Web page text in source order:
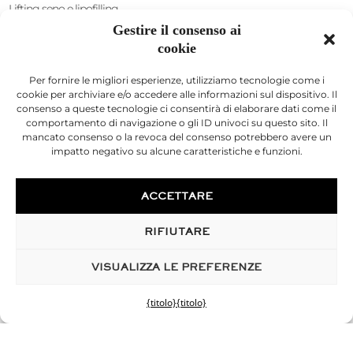
Gestire il consenso ai
cookie
Per fornire le migliori esperienze, utilizziamo tecnologie come i
cookie per archiviare e/o accedere alle informazioni sul dispositivo. Il
consenso a queste tecnologie ci consentirà di elaborare dati come il
comportamento di navigazione o gli ID univoci su questo sito. Il
mancato consenso o la revoca del consenso potrebbero avere un
impatto negativo su alcune caratteristiche e funzioni.
ACCETTARE
RIFIUTARE
VISUALIZZA LE PREFERENZE
{titolo}{titolo}
Lifting seno e lipofilling
Riduzione del capezzolo
CHIRURGIA INTIMA
genere maschile
Allungamento del pene
Ispessimento del pene
Sollevamento dello scroto
CHIRURGIA DELLA SILUETTA